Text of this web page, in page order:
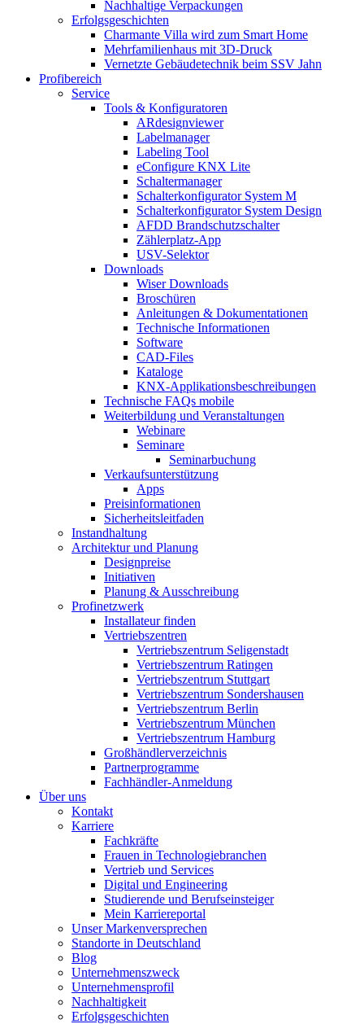
Nachhaltige Verpackungen
Erfolgsgeschichten
Charmante Villa wird zum Smart Home
Mehrfamilienhaus mit 3D-Druck
Vernetzte Gebäudetechnik beim SSV Jahn
Profibereich
Service
Tools & Konfiguratoren
ARdesignviewer
Labelmanager
Labeling Tool
eConfigure KNX Lite
Schaltermanager
Schalterkonfigurator System M
Schalterkonfigurator System Design
AFDD Brandschutzschalter
Zählerplatz-App
USV-Selektor
Downloads
Wiser Downloads
Broschüren
Anleitungen & Dokumentationen
Technische Informationen
Software
CAD-Files
Kataloge
KNX-Applikationsbeschreibungen
Technische FAQs mobile
Weiterbildung und Veranstaltungen
Webinare
Seminare
Seminarbuchung
Verkaufsunterstützung
Apps
Preisinformationen
Sicherheitsleitfaden
Instandhaltung
Architektur und Planung
Designpreise
Initiativen
Planung & Ausschreibung
Profinetzwerk
Installateur finden
Vertriebszentren
Vertriebszentrum Seligenstadt
Vertriebszentrum Ratingen
Vertriebszentrum Stuttgart
Vertriebszentrum Sondershausen
Vertriebszentrum Berlin
Vertriebszentrum München
Vertriebszentrum Hamburg
Großhändlerverzeichnis
Partnerprogramme
Fachhändler-Anmeldung
Über uns
Kontakt
Karriere
Fachkräfte
Frauen in Technologiebranchen
Vertrieb und Services
Digital und Engineering
Studierende und Berufseinsteiger
Mein Karriereportal
Unser Markenversprechen
Standorte in Deutschland
Blog
Unternehmenszweck
Unternehmensprofil
Nachhaltigkeit
Erfolgsgeschichten